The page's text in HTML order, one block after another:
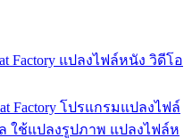
Factory แปลงไฟล์หนัง วิดีโอ
Factory โปรแกรมแปลงไฟล์
ใช้แปลงรูปภาพ แปลงไฟล์ห